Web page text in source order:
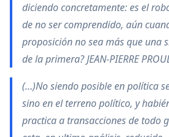
diciendo concretamente: es el
de no ser comprendido, aún
proposición no sea más que una
de la primera? JEAN-PIERRE
(…)No siendo posible en política
sino en el terreno político, y
practica a transacciones de todo